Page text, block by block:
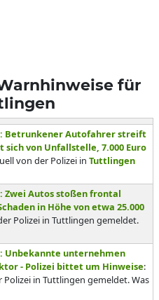
für
Betrunkener Autofahrer streift
von Unfallstelle, 7.000 Euro
von der Polizei in Tuttlingen
Zwei Autos stoßen frontal
in Höhe von etwa 25.000
Polizei in Tuttlingen gemeldet.
Unbekannte unternehmen
- Polizei bittet um Hinweise:
in Tuttlingen gemeldet. Was